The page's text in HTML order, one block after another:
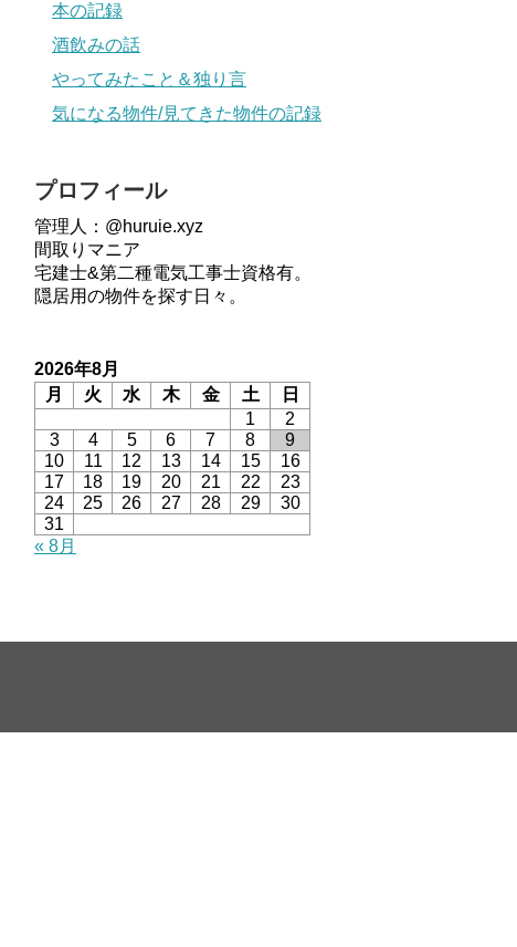
本の記録
酒飲みの話
やってみたこと＆独り言
気になる物件/見てきた物件の記録
プロフィール
管理人：@huruie.xyz
間取りマニア
宅建士&第二種電気工事士資格有。
隠居用の物件を探す日々。
2026年8月
月
火 水 木 金 土
日
1
2
3
4 5 6 7 8
9
10
11 12 13 14 15
16
17
18 19 20 21 22
23
24
25 26 27 28 29
30
31
« 8月